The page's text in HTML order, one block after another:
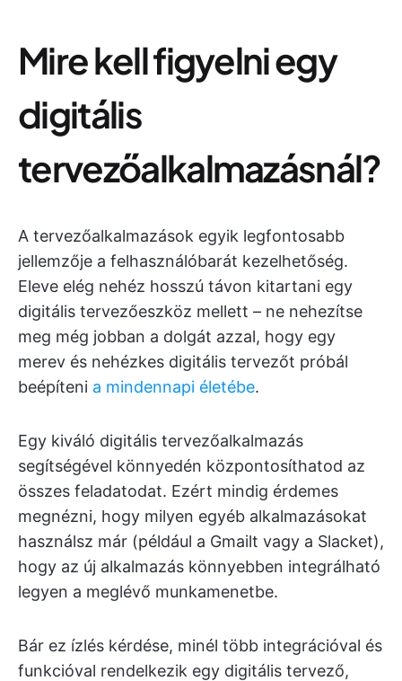
Mire kell figyelni egy
digitális
tervezőalkalmazásnál?
A tervezőalkalmazások egyik legfontosabb
jellemzője a felhasználóbarát kezelhetőség.
Eleve elég nehéz hosszú távon kitartani egy
digitális tervezőeszköz mellett – ne nehezítse
meg még jobban a dolgát azzal, hogy egy
merev és nehézkes digitális tervezőt próbál
beépíteni a mindennapi életébe.
Egy kiváló digitális tervezőalkalmazás
segítségével könnyedén központosíthatod az
összes feladatodat. Ezért mindig érdemes
megnézni, hogy milyen egyéb alkalmazásokat
használsz már (például a Gmailt vagy a Slacket),
hogy az új alkalmazás könnyebben integrálható
legyen a meglévő munkamenetbe.
Bár ez ízlés kérdése, minél több integrációval és
funkcióval rendelkezik egy digitális tervező,